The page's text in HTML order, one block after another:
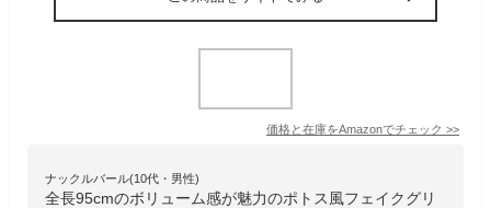
価格と在庫をAmazonでチェック >>
ナックルバール(10代・男性)
全長95cmのボリューム感が魅力のポトス風フェイクグリ